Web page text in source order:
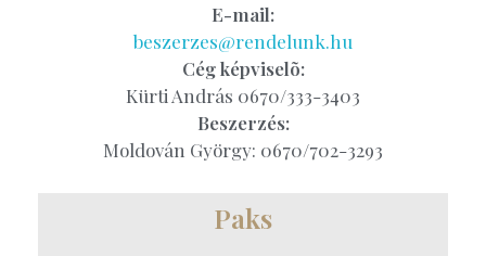
E-mail:
beszerzes@rendelunk.hu
Cég képviselõ:
Kürti András 0670/333-3403
Beszerzés:
Moldován György: 0670/702-3293
Paks